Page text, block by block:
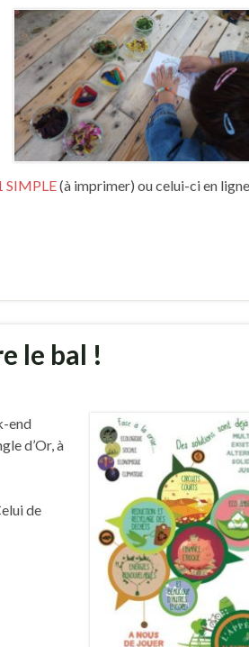
SIMPLE(à imprimer) ou celui-ci en ligne
le bal !
end
d’Or, à
de